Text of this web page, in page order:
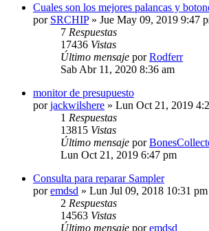
Cuales son los mejores palancas y
por SRCHIP» Jue May 09, 2019 9:47
7 Respuestas
17436 Vistas
Último mensaje porRodferr
Sab Abr 11, 2020 8:36 am
monitor de presupuesto
porjackwilshere » Lun Oct 21, 2019
1 Respuestas
13815 Vistas
Último mensaje por
Lun Oct 21, 2019 6:47 pm
Consulta para reparar Sampler
poremdsd » Lun Jul 09, 2018 10:31 pm
2 Respuestas
14563 Vistas
Último mensaje poremdsd